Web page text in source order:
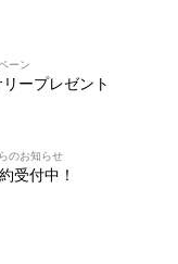
ーン
ープレゼント
のお知らせ
受付中！